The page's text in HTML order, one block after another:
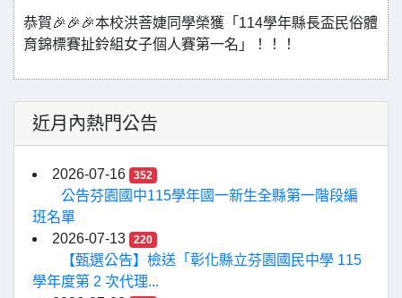
恭賀🎉🎉🎉本校洪菩婕同學榮獲「114學年縣長盃民俗體
育錦標賽扯鈴組女子個人賽第一名」！！！
近月內熱門公告
2026-07-16 352
公告芬園國中115學年國一新生全縣第一階段編
班名單
2026-07-13
220
【甄選公告】檢送「彰化縣立芬園國民中學 115
學年度第 2 次代理...